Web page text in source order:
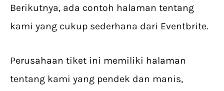
Berikutnya, ada contoh halaman tentang
kami yang cukup sederhana dari Eventbrite.
Perusahaan tiket ini memiliki halaman
tentang kami yang pendek dan manis,